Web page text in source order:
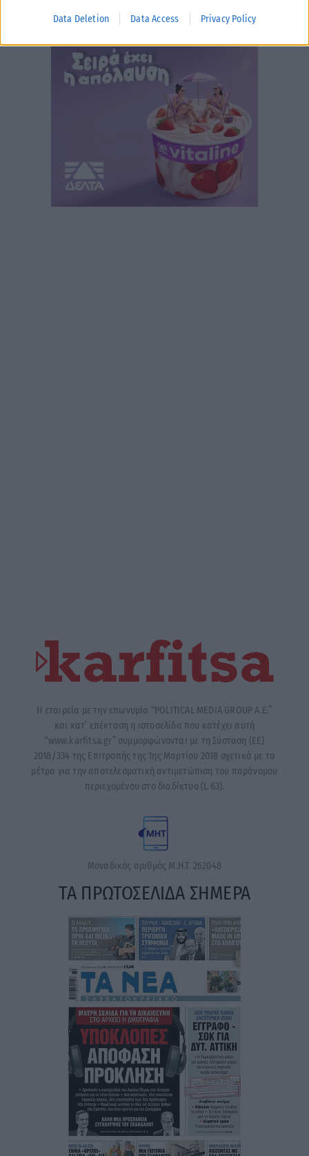
Data Deletion Data Access Privacy Policy
Η εταιρεία με την επωνυμία “POLITICAL MEDIA GROUP A.E.”
και κατ’ επέκταση η ιστοσελίδα που κατέχει αυτή
“www.karfitsa.gr” συμμορφώνονται με τη Σύσταση (ΕΕ)
2018/334 της Επιτροπής της 1ης Μαρτίου 2018 σχετικά με τα
μέτρα για την αποτελεσματική αντιμετώπιση του παράνομου
περιεχομένου στο διαδίκτυο (L 63).
Μοναδικός αριθμός Μ.Η.Τ. 262048
ΤΑ ΠΡΩΤΟΣΕΛΙΔΑ ΣΗΜΕΡΑ